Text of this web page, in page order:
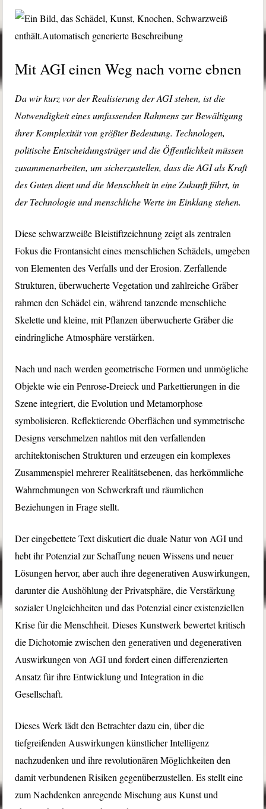
Mit AGI einen Weg nach vorne ebnen
Da wir kurz vor der Realisierung der AGI stehen, ist die
Notwendigkeit eines umfassenden Rahmens zur Bewältigung
ihrer Komplexität von größter Bedeutung. Technologen,
politische Entscheidungsträger und die Öffentlichkeit müssen
zusammenarbeiten, um sicherzustellen, dass die AGI als Kraft
des Guten dient und die Menschheit in eine Zukunft führt, in
der Technologie und menschliche Werte im Einklang stehen.
Diese schwarzweiße Bleistiftzeichnung zeigt als zentralen
Fokus die Frontansicht eines menschlichen Schädels, umgeben
von Elementen des Verfalls und der Erosion. Zerfallende
Strukturen, überwucherte Vegetation und zahlreiche Gräber
rahmen den Schädel ein, während tanzende menschliche
Skelette und kleine, mit Pflanzen überwucherte Gräber die
eindringliche Atmosphäre verstärken.
Nach und nach werden geometrische Formen und unmögliche
Objekte wie ein Penrose-Dreieck und Parkettierungen in die
Szene integriert, die Evolution und Metamorphose
symbolisieren. Reflektierende Oberflächen und symmetrische
Designs verschmelzen nahtlos mit den verfallenden
architektonischen Strukturen und erzeugen ein komplexes
Zusammenspiel mehrerer Realitätsebenen, das herkömmliche
Wahrnehmungen von Schwerkraft und räumlichen
Beziehungen in Frage stellt.
Der eingebettete Text diskutiert die duale Natur von AGI und
hebt ihr Potenzial zur Schaffung neuen Wissens und neuer
Lösungen hervor, aber auch ihre degenerativen Auswirkungen,
darunter die Aushöhlung der Privatsphäre, die Verstärkung
sozialer Ungleichheiten und das Potenzial einer existenziellen
Krise für die Menschheit. Dieses Kunstwerk bewertet kritisch
die Dichotomie zwischen den generativen und degenerativen
Auswirkungen von AGI und fordert einen differenzierten
Ansatz für ihre Entwicklung und Integration in die
Gesellschaft.
Dieses Werk lädt den Betrachter dazu ein, über die
tiefgreifenden Auswirkungen künstlicher Intelligenz
nachzudenken und ihre revolutionären Möglichkeiten den
damit verbundenen Risiken gegenüberzustellen. Es stellt eine
zum Nachdenken anregende Mischung aus Kunst und